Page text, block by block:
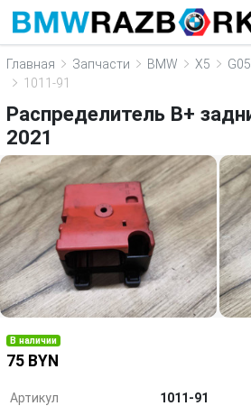
Главная Запчасти BMW X5 G05
1011-91
Распределитель B+
2021
В наличии
75 BYN
Артикул
1011-91